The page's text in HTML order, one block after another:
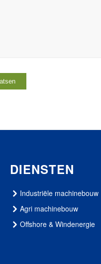
DIENSTEN
Industriële machinebouw
Agri machinebouw
Offshore & Windenergie